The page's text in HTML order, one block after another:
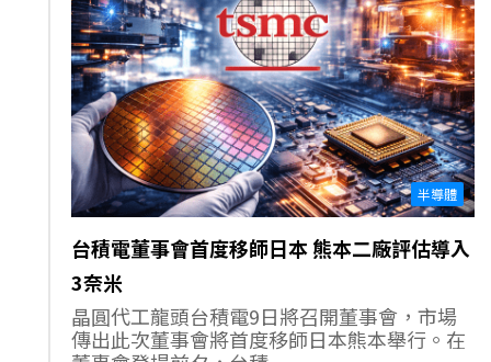
半導體
台積電董事會首度移師日本 熊本二廠評估導入
3奈米
晶圓代工龍頭台積電9日將召開董事會，市場
傳出此次董事會將首度移師日本熊本舉行。在